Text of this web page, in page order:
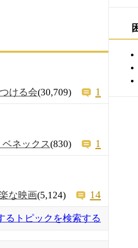
ける会(30,709) 1
ネックス(830) 1
な映画(5,124) 14
るトピックを検索する